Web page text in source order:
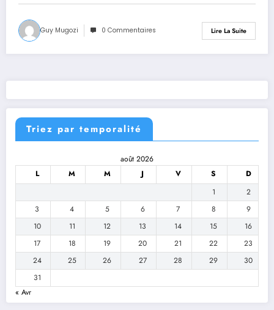
Guy Mugozi 0 Commentaires Lire La Suite
Triez par temporalité
août 2026
L
M M J V S
D
1
2
3
4 5 6 7 8
9
10
11 12 13 14 15
16
17
18 19 20 21 22
23
24
25 26 27 28 29
30
31
« Avr